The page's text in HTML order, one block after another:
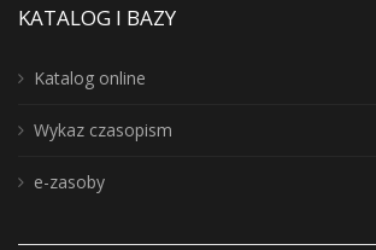
KATALOG I BAZY
Katalog online
Wykaz czasopism
e-zasoby